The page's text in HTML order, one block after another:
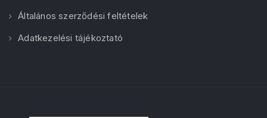
Általános szerződési feltételek
Adatkezelési tájékoztató